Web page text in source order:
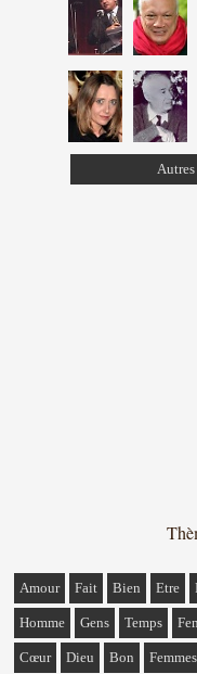
Amour Fait Bien Etre
Homme Gens Temps
Cœur Dieu Bon Femmes